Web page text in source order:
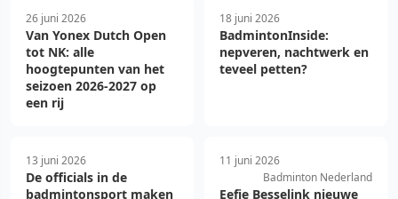
26 juni 2026
Van Yonex Dutch Open
tot NK: alle
hoogtepunten van het
seizoen 2026-2027 op
een rij
18 juni 2026
BadmintonInside:
nepveren, nachtwerk en
teveel petten?
13 juni 2026
De officials in de
badmintonsport maken
11 juni 2026
Badminton Nederland
Eefje Besselink nieuwe